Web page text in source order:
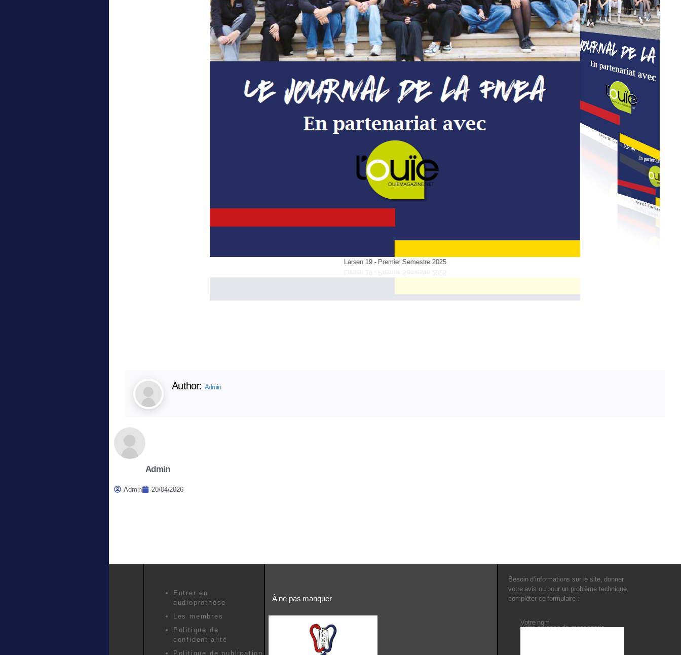
Larsen 19 - Premier Semestre 2025
Larsen 18 - Premier semestre 2024
Larsen 17 - Premier semestre 2023
Author: Admin
Admin
Admin 20/04/2026
Entrer en
audioprothèse
Les membres
Politique de
confidentialité
Politique de publication
À ne pas manquer
Besoin d’informations sur le site, donner
votre avis ou pour un problème technique,
compléter ce formulaire :
Votre nom
Votre adresse de messagerie